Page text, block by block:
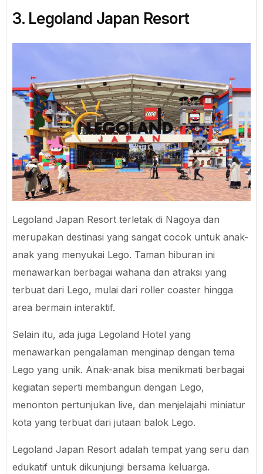
3. Legoland Japan Resort
Legoland Japan Resort terletak di Nagoya dan
merupakan destinasi yang sangat cocok untuk anak-
anak yang menyukai Lego. Taman hiburan ini
menawarkan berbagai wahana dan atraksi yang
terbuat dari Lego, mulai dari roller coaster hingga
area bermain interaktif.
Selain itu, ada juga Legoland Hotel yang
menawarkan pengalaman menginap dengan tema
Lego yang unik. Anak-anak bisa menikmati berbagai
kegiatan seperti membangun dengan Lego,
menonton pertunjukan live, dan menjelajahi miniatur
kota yang terbuat dari jutaan balok Lego.
Legoland Japan Resort adalah tempat yang seru dan
edukatif untuk dikunjungi bersama keluarga.